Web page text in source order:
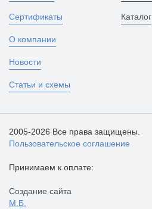
Сертификаты
О компании
Новости
Статьи и схемы
Каталог
2005-2026 Все права защищены.
Пользовательское соглашение
Принимаем к оплате:
Создание сайта
М.Б.